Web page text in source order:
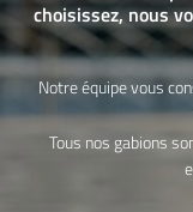
ACCUEIL
choisissez, nous
Notre équipe vous
Tous nos gabions